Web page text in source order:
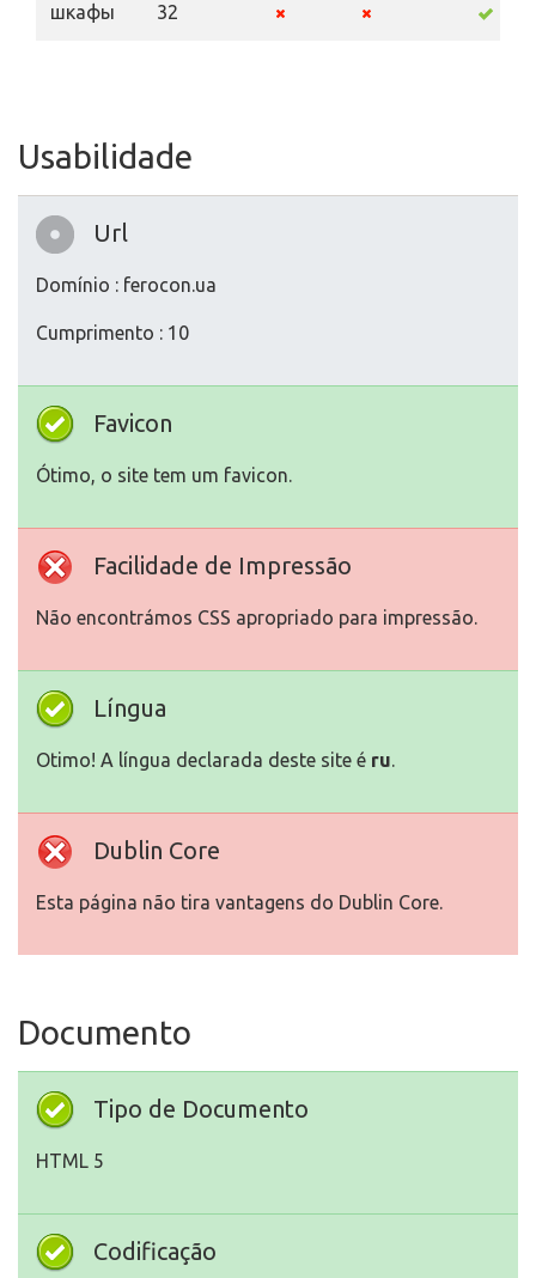
шкафы 32
Usabilidade
Url
Domínio : ferocon.ua
Cumprimento : 10
Favicon
Ótimo, o site tem um favicon.
Facilidade de Impressão
Não encontrámos CSS apropriado para impressão.
Língua
Otimo! A língua declarada deste site é ru.
Dublin Core
Esta página não tira vantagens do Dublin Core.
Documento
Tipo de Documento
HTML 5
Codificação